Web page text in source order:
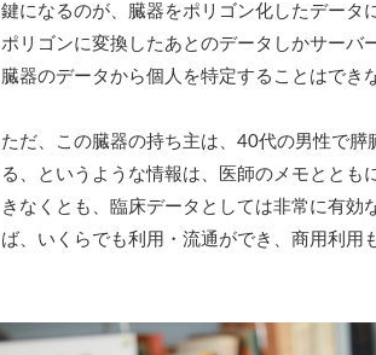
鍵になるのが、臓器をポリゴン化したデータ
ポリゴンに変換したあとのデータしかサーバ
臓器のデータから個人を特定することはでき
ただ、この臓器の持ち主は、40代の男性で
る、というような情報は、医師のメモととも
きなくとも、臨床データとしては非常に有効
ば、いくらでも利用・流通ができ、商用利用